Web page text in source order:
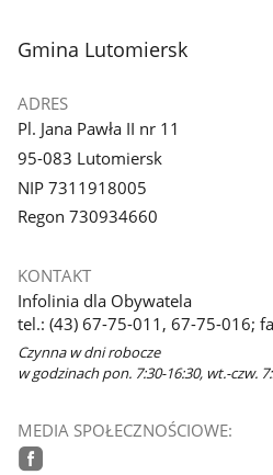
stopka
Gmina Lutomiersk
ADRES
Pl. Jana Pawła II nr 11
95-083 Lutomiersk
NIP 7311918005
Regon 730934660
KONTAKT
Infolinia dla Obywatela
tel.: (43) 67-75-011, 67-75-016;
Czynna w dni robocze
w godzinach pon. 7:30-16:30, wt.-czw.
MEDIA SPOŁECZNOŚCIOWE: